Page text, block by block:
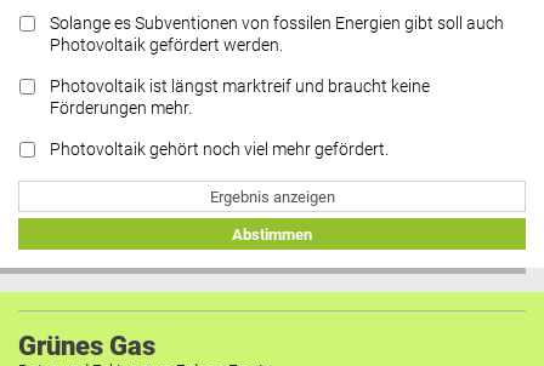
Solange es Subventionen von fossilen Energien gibt soll auch
Photovoltaik gefördert werden.
Photovoltaik ist längst marktreif und braucht keine
Förderungen mehr.
Photovoltaik gehört noch viel mehr gefördert.
Ergebnis anzeigen
Abstimmen
Grünes Gas